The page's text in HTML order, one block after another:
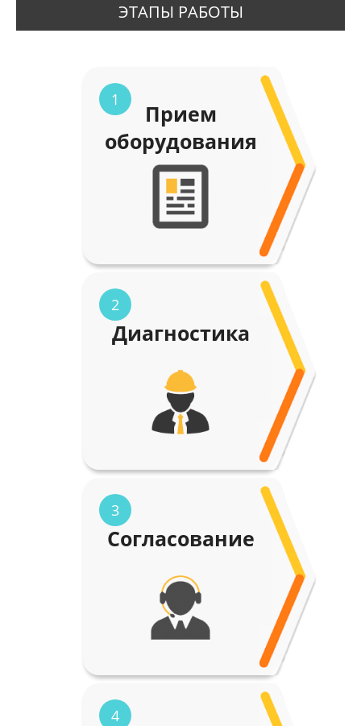
ЭТАПЫ РАБОТЫ
1
Прием
оборудования
2
Диагностика
3
Согласование
4